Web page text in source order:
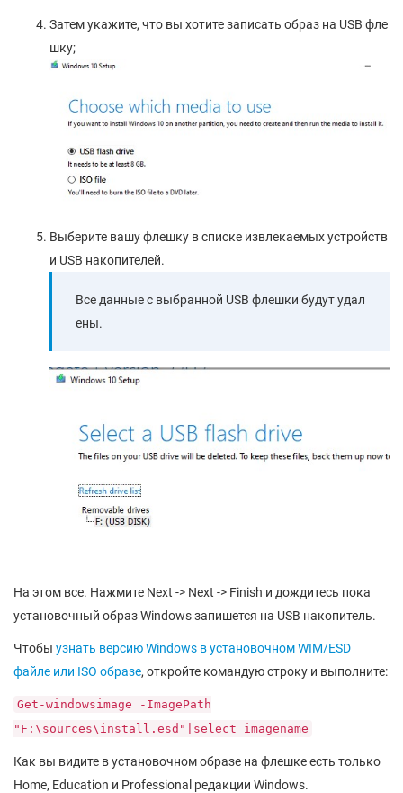
Затем укажите, что вы хотите записать образ на USB фле
шку;
Выберите вашу флешку в списке извлекаемых устройств
и USB накопителей.
Все данные с выбранной USB флешки будут удал
ены.
На этом все. Нажмите Next -> Next -> Finish и дождитесь пока
установочный образ Windows запишется на USB накопитель.
Чтобы узнать версию Windows в установочном WIM/ESD
файле или ISO образе, откройте командую строку и выполните:
Get-windowsimage -ImagePath
"F:\sources\install.esd"|select imagename
Как вы видите в установочном образе на флешке есть только
Home, Education и Professional редакции Windows.